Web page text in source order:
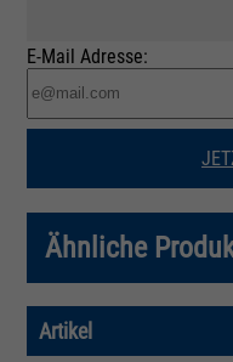
E-Mail Adresse:
Ähnliche
Artikel